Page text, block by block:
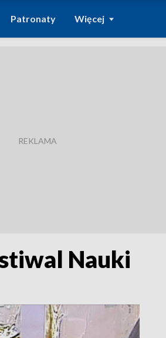
Patronaty Więcej
Nauki